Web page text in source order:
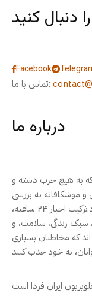
دنبال کنید
Facebook
تماس با ما:
درباره ما
به هیچ حزب دسته و
و موشکافانه به بررسی
مهمترین رویدادهای ایران و خاورمیانه می پردازد.ترکیب اخبار ۲۴ ساعته،
سبک زندگی، سلامت، و
که مخاطبان بسیاری